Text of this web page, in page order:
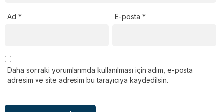
Ad * E-posta*
Daha sonraki yorumlarımda kullanılması için adım, e-posta
adresim ve site adresim bu tarayıcıya kaydedilsin.